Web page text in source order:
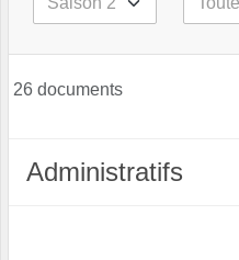
26 documents
Administratifs